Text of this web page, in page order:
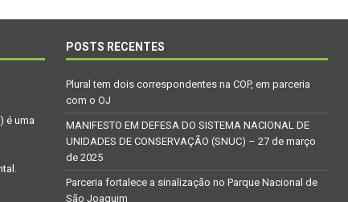
é uma
POSTS RECENTES
Plural tem dois correspondentes na COP, em parceria
com o OJ
MANIFESTO EM DEFESA DO SISTEMA NACIONAL DE
UNIDADES DE CONSERVAÇÃO (SNUC) – 27 de março
de 2025
Parceria fortalece a sinalização no Parque Nacional de
São Joaquim